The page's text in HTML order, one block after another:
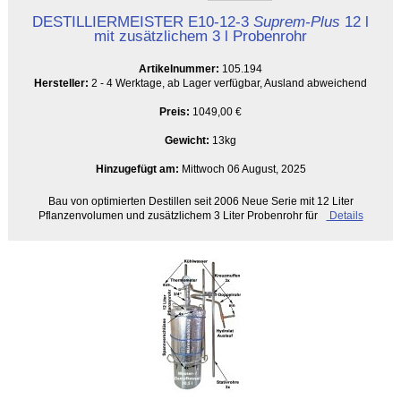
DESTILLIERMEISTER E10-12-3 Suprem-Plus 12 l
mit zusätzlichem 3 l Probenrohr
Artikelnummer: 105.194
Hersteller: 2 - 4 Werktage, ab Lager verfügbar, Ausland abweichend
Preis: 1049,00 €
Gewicht: 13kg
Hinzugefügt am: Mittwoch 06 August, 2025
Bau von optimierten Destillen seit 2006 Neue Serie mit 12 Liter
Pflanzenvolumen und zusätzlichem 3 Liter Probenrohr für
Details